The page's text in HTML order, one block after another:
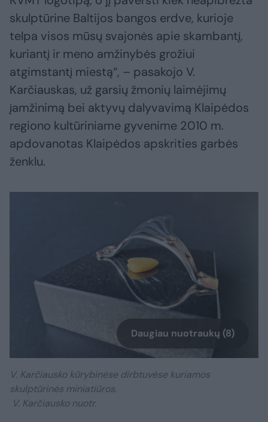
skulptūrine Baltijos bangos erdve, kurioje
telpa visos mūsų svajonės apie skambantį,
kuriantį ir meno amžinybės grožiui
atgimstantį miestą“, – pasakojo V.
Karčiauskas, už garsių žmonių laimėjimų
įamžinimą bei aktyvų dalyvavimą Klaipėdos
regiono kultūriniame gyvenime 2010 m.
apdovanotas Klaipėdos apskrities garbės
ženklu.
Daugiau nuotraukų (8)
V. Karčiausko kūrybinėse dirbtuvėse kuriamos
skulptūrinės miniatiūros.
V. Karčiausko nuotr.